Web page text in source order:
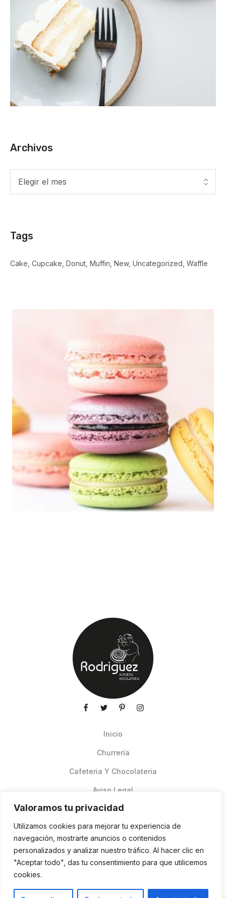
Valoramos tu privacidad
Utilizamos cookies para mejorar tu experiencia de
navegación, mostrarte anuncios o contenidos
personalizados y analizar nuestro tráfico. Al hacer clic en
"Aceptar todo", das tu consentimiento para que utilicemos
cookies.
Archivos
Tags
Cake Cupcake Donut Muffin New Uncategorized Waffle
Inicio
Churrería
Cafeteria Y Chocolateria
Aviso Legal
Pedidos Online Glovo
Contacto